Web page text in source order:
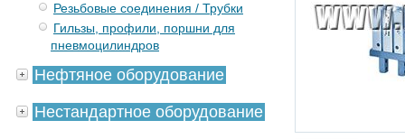
Резьбовые соединения / Трубки
Гильзы, профили, поршни для
пневмоцилиндров
Нефтяное оборудование
Нестандартное оборудование